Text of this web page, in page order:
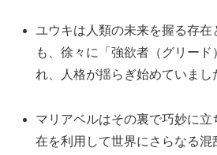
ユウキは人類の未来を握る存在
も、徐々に「強欲者（グリー
れ、人格が揺らぎ始めていまし
マリアベルはその裏で巧妙に
在を利用して世界にさらなる混